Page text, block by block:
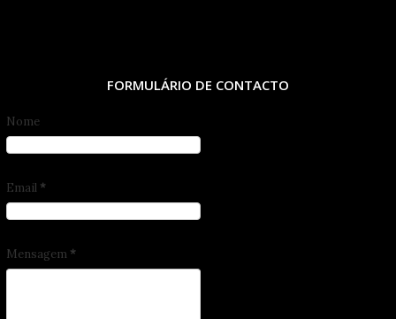
FORMULÁRIO DE CONTACTO
Nome
Email *
Mensagem *